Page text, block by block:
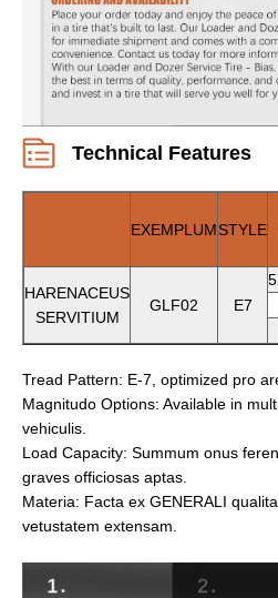
Technical Features
EXEMPLUMSTYLE
HARENACEUS
SERVITIUM
GLF02 E7
Tread Pattern: E-7, optimized pro
Magnitudo Options: Available in
vehiculis.
Load Capacity: Summum onus
graves officiosas aptas.
Materia: Facta ex GENERALI
vetustatem extensam.